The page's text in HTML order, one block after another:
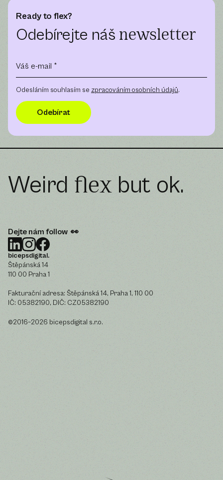
Ready to flex?
Odebírejte náš newsletter
Odesláním souhlasím se zpracováním osobních údajů.
Weird flex but ok.
bicepsdigital.
Štěpánská 14
110 00 Praha 1
Fakturační adresa: Štěpánská 14, Praha 1, 110 00
IČ: 05382190, DIČ: CZ05382190
©2016–2026 bicepsdigital s.r.o.
Dejte nám follow 👀